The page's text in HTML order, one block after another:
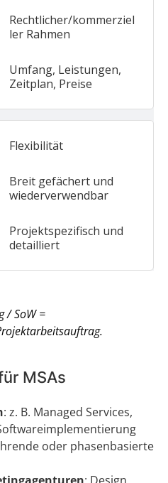
Rechtlicher/kommerziel
ler Rahmen
Umfang, Leistungen,
Zeitplan, Preise
Flexibilität
Breit gefächert und
wiederverwendbar
Projektspezifisch und
detailliert
/ SoW =
MSAs
: z. B. Managed Services,
oder phasenbasierte